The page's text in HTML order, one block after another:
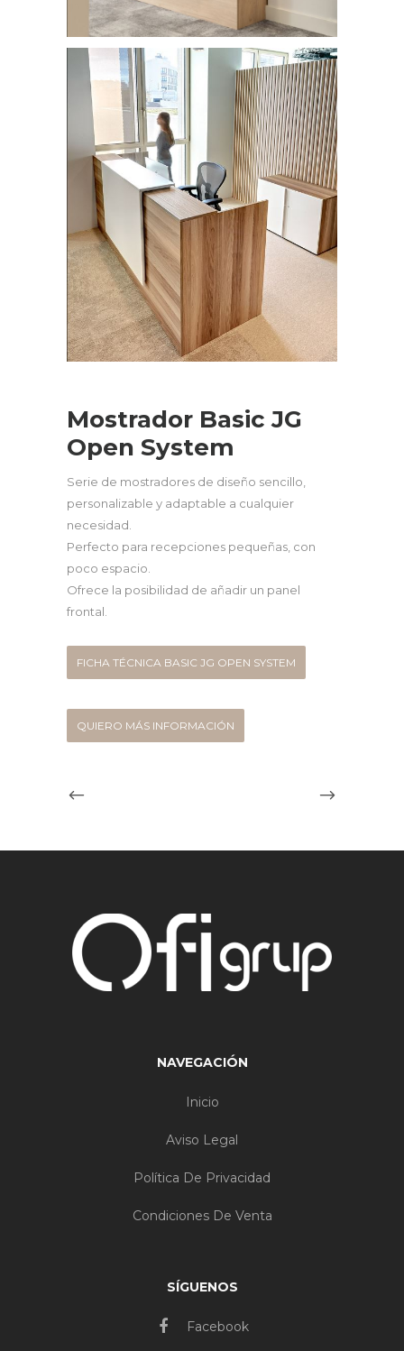
Mostrador Basic JG
Open System
Serie de mostradores de diseño sencillo,
personalizable y adaptable a cualquier
necesidad.
Perfecto para recepciones pequeñas, con
poco espacio.
Ofrece la posibilidad de añadir un panel
frontal.
FICHA TÉCNICA BASIC JG OPEN SYSTEM
QUIERO MÁS INFORMACIÓN
NAVEGACIÓN
Inicio
Aviso Legal
Política De Privacidad
Condiciones De Venta
SÍGUENOS
Facebook